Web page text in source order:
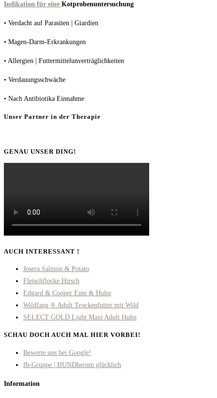
Indikation für eine Kotprobenuntersuchung
• Verdacht auf Parasiten | Giardien
• Magen-Darm-Erkrankungen
• Allergien | Futtermittelunverträglichkeiten
• Verdauungsschwäche
• Nach Antibiotika Einnahme
Unser Partner in der Therapie
GENAU UNSER DING!
AUCH INTERESSANT !
Josera Salmon & Potato
Fleischflocke Hirsch
Edgard & Cooper Ente & Huhn
Wildfang ® Adult Trockenfutter mit Wild
SELECT GOLD Light Maxi Adult Huhn
SCHAU DOCH AUCH MAL HIER VORBEI!
Bewerte uns bei Google!
in
fb-Gruppe | HUNDherum glücklich
Information